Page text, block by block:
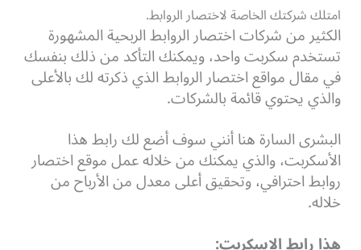
امتلك شركتك الخاصة لاختصار الروابط.
الكثير من شركات اختصار الروابط الربحية المشهورة
تستخدم سكربت واحد، ويمكنك التأكد من ذلك بنفسك
في مقال مواقع اختصار الروابط الذي ذكرته لك بالأعلى
والذي يحتوي قائمة بالشركات.
البشرى السارة هنا أنني سوف أضع لك رابط هذا
الأسكربت، والذي يمكنك من خلاله عمل موقع اختصار
روابط احترافي، وتحقيق أعلى معدل من الأرباح من
خلاله.